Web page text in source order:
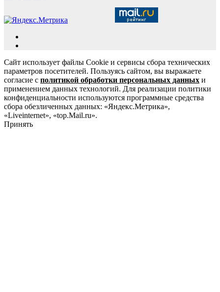
Сайт использует файлы Cookie и сервисы сбора технических
параметров посетителей. Пользуясь сайтом, вы выражаете
согласие с политикой обработки персональных данных и
применением данных технологий. Для реализации политики
конфиденциальности используются программные средства
сбора обезличенных данных: «Яндекс.Метрика»,
«Liveinternet», «top.Mail.ru».
Принять